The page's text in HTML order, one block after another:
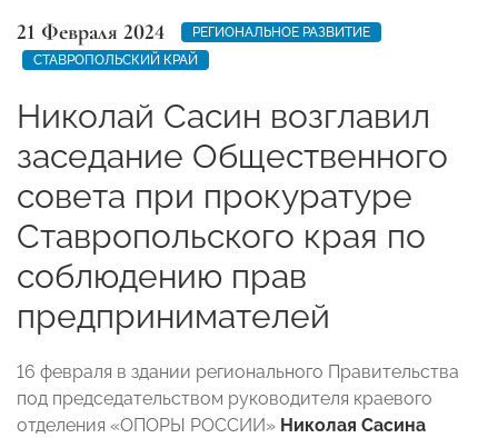
21 Февраля 2024
РЕГИОНАЛЬНОЕ РАЗВИТИЕ
СТАВРОПОЛЬСКИЙ КРАЙ
Николай Сасин возглавил
заседание Общественного
совета при прокуратуре
Ставропольского края по
соблюдению прав
предпринимателей
16 февраля в здании регионального Правительства
под председательством руководителя краевого
отделения «ОПОРЫ РОССИИ» Николая Сасина